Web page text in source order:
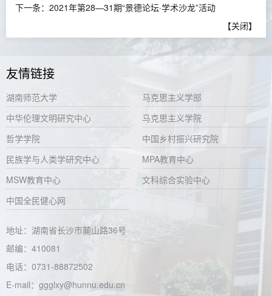
下一条： 2021年第28—31期“景德论坛·学术沙龙”活动
【关闭】
友情链接
湖南师范大学
马克思主义学部
中华伦理文明研究中心
马克思主义学院
哲学学院
中国乡村振兴研究院
民族学与人类学研究中心
MPA教育中心
MSW教育中心
文科综合实验中心
中国全民健心网
地址：湖南省长沙市麓山路36号
邮编：410081
电话：0731-88872502
E-mail：ggglxy@hunnu.edu.cn